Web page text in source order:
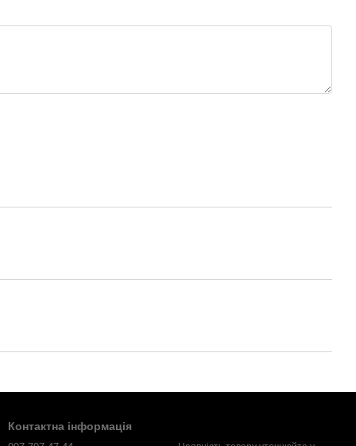
Контактна інформація